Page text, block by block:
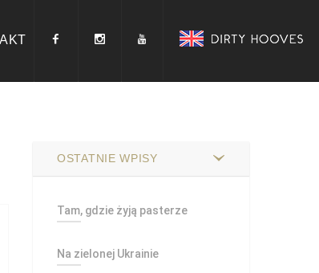
OSTATNIE WPISY
Tam, gdzie żyją pasterze
Na zielonej Ukrainie